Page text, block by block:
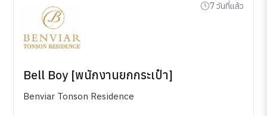
7 วันที่แล้ว
Bell Boy [พนักงานยกกระเป๋า]
Benviar Tonson Residence